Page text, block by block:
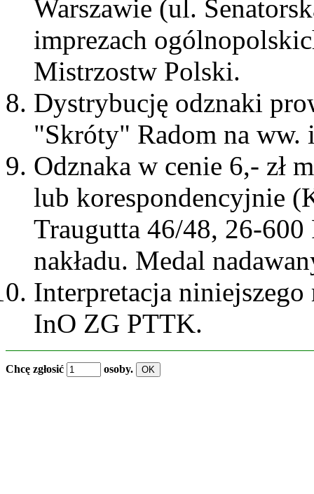
Warszawie (ul.
imprezach
Mistrzostw Polski.
Dystrybucję odznaki
"Skróty" Radom na ww.
Odznaka w cenie 6,- zł
lub korespondencyjnie
Traugutta 46/48, 26-600
nakładu. Medal
Interpretacja
InO ZG PTTK.
Chcę zgłosić osoby.